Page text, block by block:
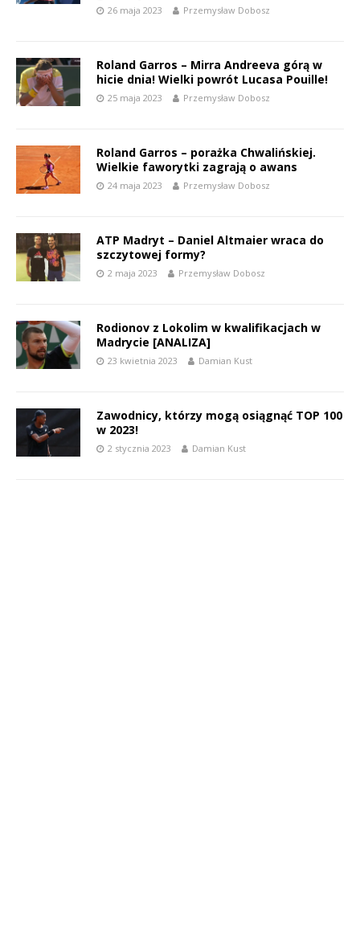
26 maja 2023 Przemysław Dobosz
Roland Garros – Mirra Andreeva górą w
hicie dnia! Wielki powrót Lucasa Pouille!
25 maja 2023 Przemysław Dobosz
Roland Garros – porażka Chwalińskiej.
Wielkie faworytki zagrają o awans
24 maja 2023 Przemysław Dobosz
ATP Madryt – Daniel Altmaier wraca do
szczytowej formy?
2 maja 2023 Przemysław Dobosz
Rodionov z Lokolim w kwalifikacjach w
Madrycie [ANALIZA]
23 kwietnia 2023 Damian Kust
Zawodnicy, którzy mogą osiągnąć TOP 100
w 2023!
2 stycznia 2023 Damian Kust